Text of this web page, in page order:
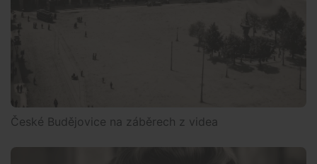
České Budějovice na záběrech z videa